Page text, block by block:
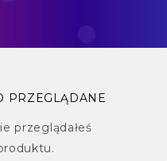
PRZEGLĄDANE
przeglądałeś